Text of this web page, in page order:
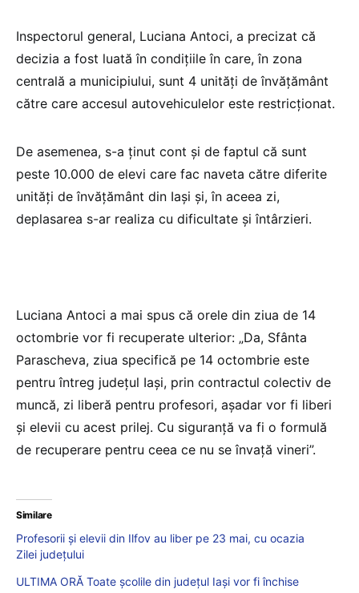
Inspectorul general, Luciana Antoci, a precizat că
decizia a fost luată în condiţiile în care, în zona
centrală a municipiului, sunt 4 unități de învățământ
către care accesul autovehiculelor este restricționat.
De asemenea, s-a ținut cont şi de faptul că sunt
peste 10.000 de elevi care fac naveta către diferite
unități de învățământ din Iași și, în aceea zi,
deplasarea s-ar realiza cu dificultate și întârzieri.
Luciana Antoci a mai spus că orele din ziua de 14
octombrie vor fi recuperate ulterior: „Da, Sfânta
Parascheva, ziua specifică pe 14 octombrie este
pentru întreg județul Iași, prin contractul colectiv de
muncă, zi liberă pentru profesori, așadar vor fi liberi
și elevii cu acest prilej. Cu siguranță va fi o formulă
de recuperare pentru ceea ce nu se învață vineri”.
Similare
Profesorii și elevii din Ilfov au liber pe 23 mai, cu ocazia
Zilei județului
ULTIMA ORĂ Toate școlile din județul Iași vor fi închise